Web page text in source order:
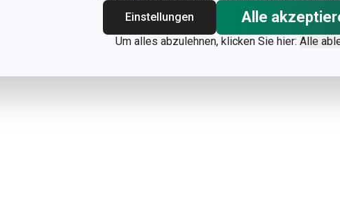
Einstellungen
Alle
Um alles abzulehnen, klicken Sie hier: Alle